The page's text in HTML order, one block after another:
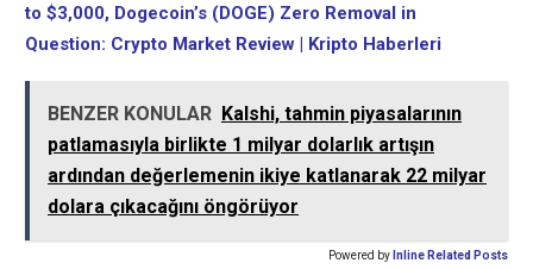
to $3,000, Dogecoin’s (DOGE) Zero Removal in
Question: Crypto Market Review | Kripto Haberleri
BENZER KONULAR Kalshi, tahmin piyasalarının
patlamasıyla birlikte 1 milyar dolarlık artışın
ardından değerlemenin ikiye katlanarak 22 milyar
dolara çıkacağını öngörüyor
Powered by Inline Related Posts